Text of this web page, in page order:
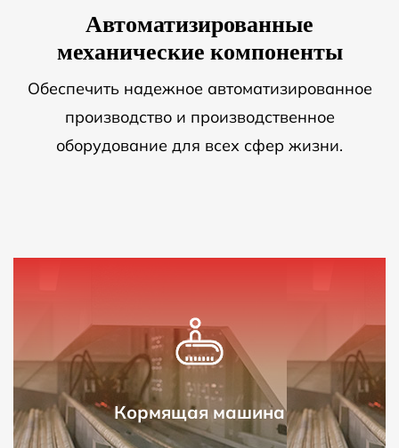
Автоматизированные
механические компоненты
Обеспечить надежное автоматизированное
производство и производственное
оборудование для всех сфер жизни.
Кормящая машина